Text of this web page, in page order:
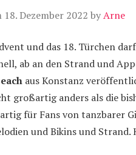
18. Dezember 2022 byArne
und das 18. Türchen
ab an den Strand und
aus Konstanz
großartig anders als die
für Fans von tanzbarer
und Bikins und Strand.